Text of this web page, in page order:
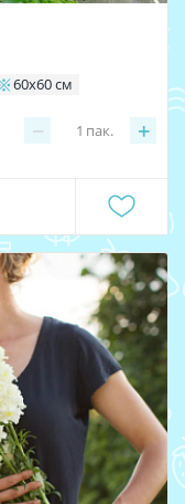
60х60 см
− +
1 пак.